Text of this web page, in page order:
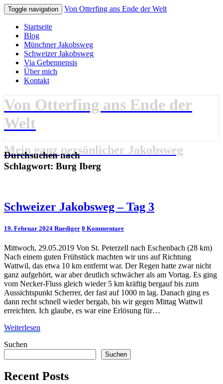
Toggle navigation Von Otterfing ans Ende der Welt
Startseite
Blog
Münchner Jakobsweg
Schweizer Jakobsweg
Via Gebennensis
Über mich
Kontakt
Von Otterfing ans Ende der
Welt
Mein ganz persönlicher Jakobsweg
Durchsuchen nach
Schlagwort: Burg Iberg
Schweizer
Jakobsweg
Tag
Schweizer Jakobsweg – Tag 3
19. Februar 2024 Ruediger Kommentare
0 Kommentare
Mittwoch, 29.05.2019 Von St. Peterzell nach Eschenbach (28 km)
Nach einem guten Frühstück machten wir uns auf Richtung
Wattwil, das etwa 10 km entfernt war. Der Regen hatte zwar nicht
ganz aufgehört, war aber deutlich schwächer als am Vortag. Es ging
vom Necker-Fluss gleich wieder 5 km kräftig bergauf bis zum
Aussichtspunkt Scherrer, der fast auf 1000 m lag. Danach ging es
dann recht schnell wieder bergab, bis wir gegen Mittag Wattwil
erreichten. Ich glaube, es war eine Erlösung für…
Weiterlesen
Suchen
Suchen
Recent Posts